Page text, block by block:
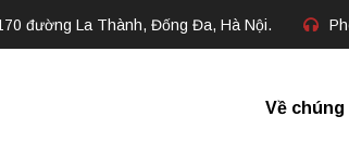
đường La Thành, Đống Đa, Hà Nội.
Về